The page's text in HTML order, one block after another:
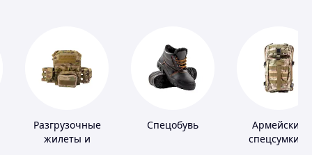
Разгрузочные
жилеты и
Спецобувь
Армейские
спецсумки и